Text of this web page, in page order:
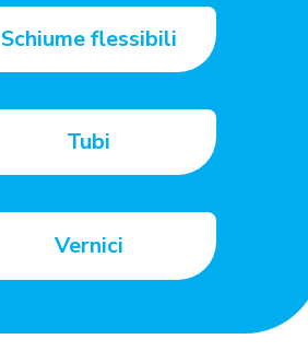
Schiume flessibili
Tubi
Vernici